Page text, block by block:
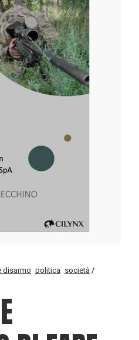
disarmo politica società